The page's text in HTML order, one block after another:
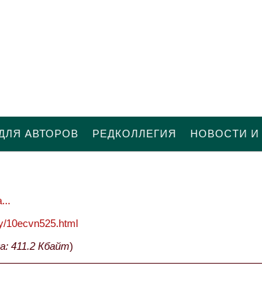
АВТОРОВ РЕДКОЛЛЕГИЯ НОВОСТИ
10ecvn525.html
411.2 Кбайт)